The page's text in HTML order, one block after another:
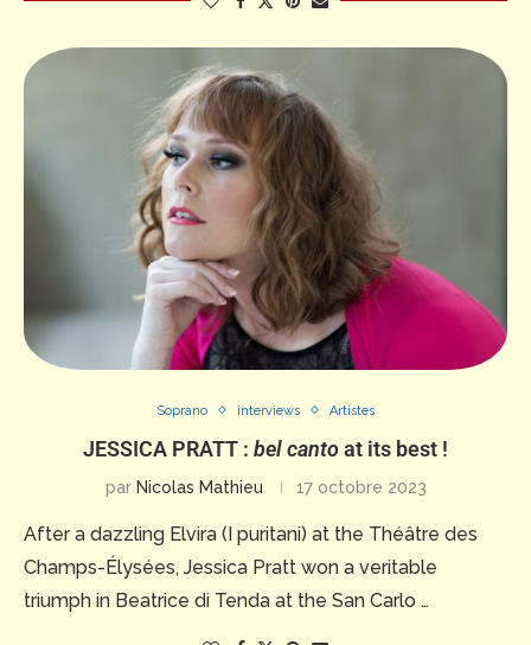
Soprano interviews Artistes
JESSICA PRATT : bel cantoat its best !
par Nicolas Mathieu 17 octobre 2023
After a dazzling Elvira (I puritani) at the Théâtre des
Champs-Élysées, Jessica Pratt won a veritable
triumph in Beatrice di Tenda at the San Carlo …